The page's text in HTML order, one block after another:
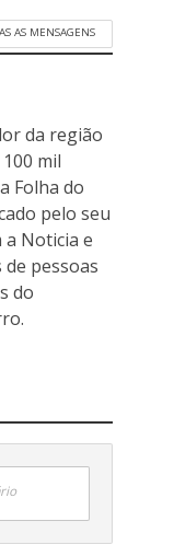
AS MENSAGENS
da região
mil
Folha do
pelo seu
Noticia e
pessoas
do